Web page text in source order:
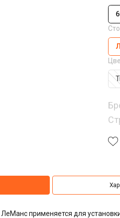
применяется для